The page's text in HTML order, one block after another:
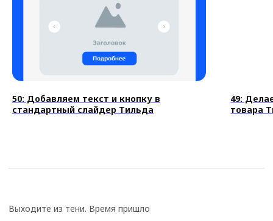
50: Добавляем текст и кнопку в
стандартный слайдер Тильда
49:
товара